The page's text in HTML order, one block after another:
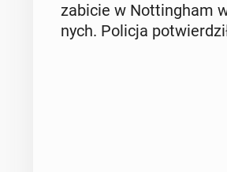
zabicie w Not­tin­gham
nych. Policja